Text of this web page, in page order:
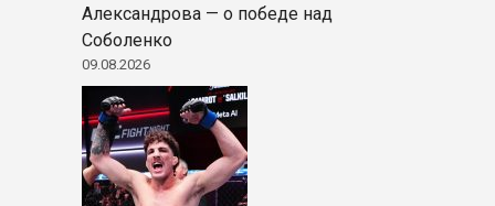
Александрова — о победе над
Соболенко
09.08.2026